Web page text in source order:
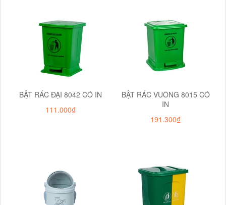
BẬT RÁC ĐẠI 8042 CÓ IN
111.000₫
BẬT RÁC VUÔNG 8015 CÓ
IN
191.300₫